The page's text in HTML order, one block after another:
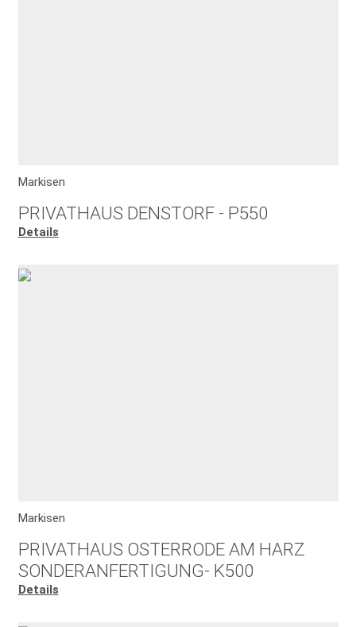
Markisen
PRIVATHAUS DENSTORF - P550
Details
Markisen
PRIVATHAUS OSTERRODE AM HARZ
SONDERANFERTIGUNG- K500
Details